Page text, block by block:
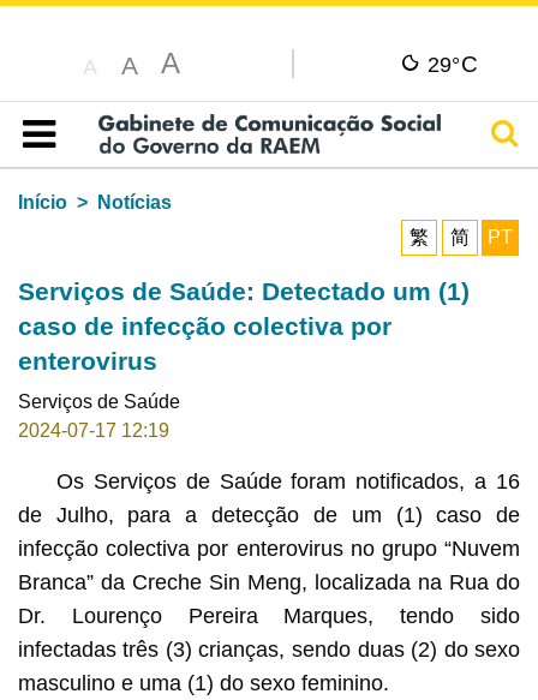
A A A 29°C
Índice
Início
Notícias
繁
简 PT
Serviços de Saúde: Detectado um (1)
caso de infecção colectiva por
enterovirus
Serviços de Saúde
2024-07-17 12:19
Os Serviços de Saúde foram notificados, a 16
de Julho, para a detecção de um (1) caso de
infecção colectiva por enterovirus no grupo “Nuvem
Branca” da Creche Sin Meng, localizada na Rua do
Dr. Lourenço Pereira Marques, tendo sido
infectadas três (3) crianças, sendo duas (2) do sexo
masculino e uma (1) do sexo feminino.